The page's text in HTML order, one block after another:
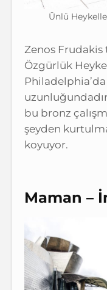
Ünlü
Zenos Frudakis
Özgürlük
bu bronz
şeyden
koyuyor.
Maman –